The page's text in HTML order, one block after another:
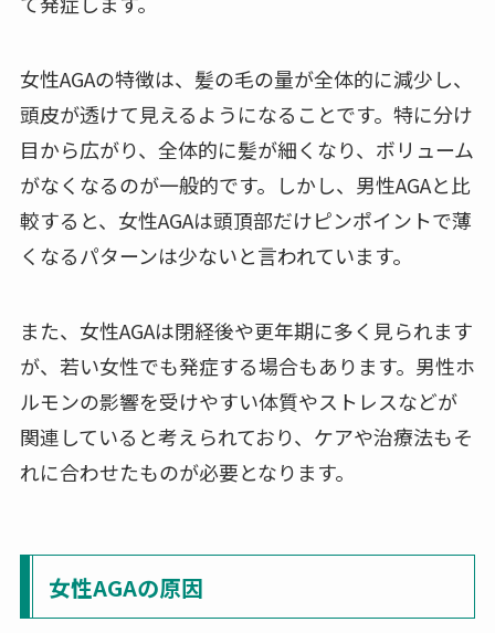
女性AGAの特徴は、髪の毛の量が全体的に減少し、
頭皮が透けて見えるようになることです。特に分け
目から広がり、全体的に髪が細くなり、ボリューム
がなくなるのが一般的です。しかし、男性AGAと比
較すると、女性AGAは頭頂部だけピンポイントで薄
くなるパターンは少ないと言われています。
また、女性AGAは閉経後や更年期に多く見られます
が、若い女性でも発症する場合もあります。男性ホ
ルモンの影響を受けやすい体質やストレスなどが
関連していると考えられており、ケアや治療法もそ
れに合わせたものが必要となります。
女性AGAの原因